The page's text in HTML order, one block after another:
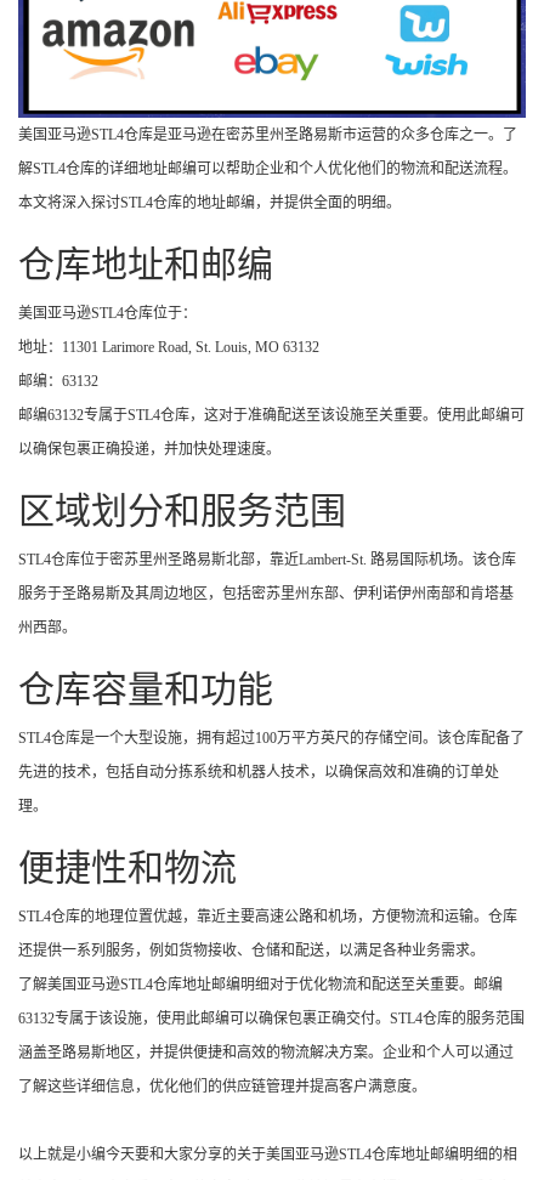
美国亚马逊STL4仓库是亚马逊在密苏里州圣路易斯市运营的众多仓库之一。了
解STL4仓库的详细地址邮编可以帮助企业和个人优化他们的物流和配送流程。
本文将深入探讨STL4仓库的地址邮编，并提供全面的明细。
仓库地址和邮编
美国亚马逊STL4仓库位于：
地址：11301 Larimore Road, St. Louis, MO 63132
邮编：63132
邮编63132专属于STL4仓库，这对于准确配送至该设施至关重要。使用此邮编可
以确保包裹正确投递，并加快处理速度。
区域划分和服务范围
STL4仓库位于密苏里州圣路易斯北部，靠近Lambert-St. 路易国际机场。该仓库
服务于圣路易斯及其周边地区，包括密苏里州东部、伊利诺伊州南部和肯塔基
州西部。
仓库容量和功能
STL4仓库是一个大型设施，拥有超过100万平方英尺的存储空间。该仓库配备了
先进的技术，包括自动分拣系统和机器人技术，以确保高效和准确的订单处
理。
便捷性和物流
STL4仓库的地理位置优越，靠近主要高速公路和机场，方便物流和运输。仓库
还提供一系列服务，例如货物接收、仓储和配送，以满足各种业务需求。
了解美国亚马逊STL4仓库地址邮编明细对于优化物流和配送至关重要。邮编
63132专属于该设施，使用此邮编可以确保包裹正确交付。STL4仓库的服务范围
涵盖圣路易斯地区，并提供便捷和高效的物流解决方案。企业和个人可以通过
了解这些详细信息，优化他们的供应链管理并提高客户满意度。
以上就是小编今天要和大家分享的关于美国亚马逊STL4仓库地址邮编明细的相